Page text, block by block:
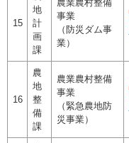
15
地
計
画
課
農業農村整備
事業
（防災ダム事
業）
16
農
地
整
備
課
農業農村整備
事業
（緊急農地防
災事業）